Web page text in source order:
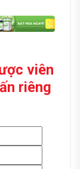
viên
riêng